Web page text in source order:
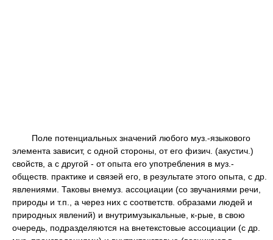
Поле потенциальных значений любого муз.-языкового
элемента зависит, с одной стороны, от его физич. (акустич.)
свойств, а с другой - от опыта его употребления в муз.-
обществ. практике и связей его, в результате этого опыта, с др.
явлениями. Таковы внемуз. ассоциации (со звучаниями речи,
природы и т.п., а через них с соответств. образами людей и
природных явлений) и внутримузыкальные, к-рые, в свою
очередь, подразделяются на внетекстовые ассоциации (с др.